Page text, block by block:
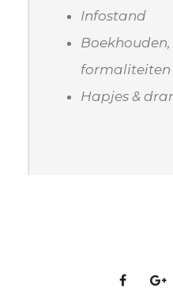
Infostand
formaliteiten
Hapjes &